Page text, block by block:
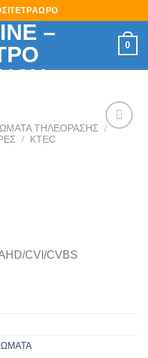
0
ΤΗΛΕΟΡΑΣΗΣ
/
/ KTEC
CVI/CVBS